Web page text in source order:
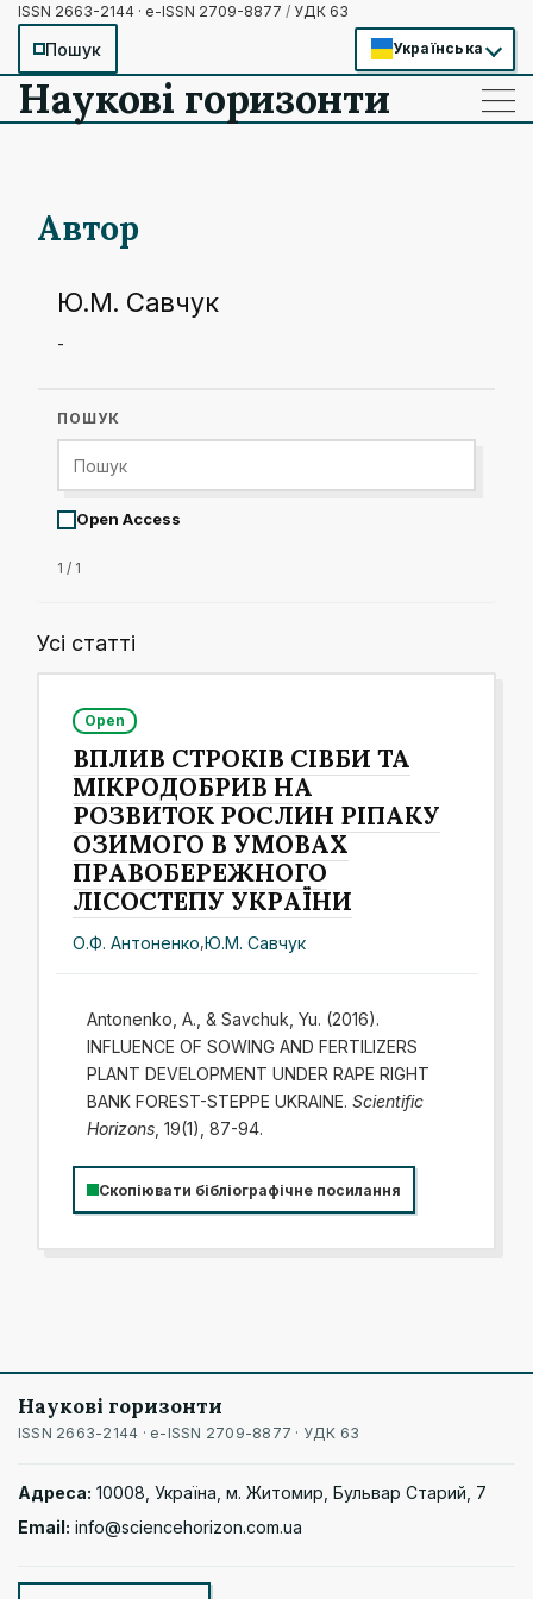
ISSN 2663-2144 · e-ISSN 2709-8877 / УДК 63
Пошук Українська
Наукові горизонти ——
——
——
Автор
Ю.М. Савчук
-
ПОШУК
Open Access
1 / 1
Усі статті
Open
ВПЛИВ СТРОКІВ СІВБИ ТА
МІКРОДОБРИВ НА
РОЗВИТОК РОСЛИН РІПАКУ
ОЗИМОГО В УМОВАХ
ПРАВОБЕРЕЖНОГО
ЛІСОСТЕПУ УКРАЇНИ
О.Ф. Антоненко,Ю.М. Савчук
Antonenko, A., & Savchuk, Yu. (2016).
INFLUENCE OF SOWING AND FERTILIZERS
PLANT DEVELOPMENT UNDER RAPE RIGHT
BANK FOREST-STEPPE UKRAINE. Scientific
Horizons, 19(1), 87-94.
Скопіювати бібліографічне посилання
Наукові горизонти
ISSN 2663-2144 · e-ISSN 2709-8877 · УДК 63
Адреса: 10008, Україна, м. Житомир, Бульвар Старий, 7
Email: info@sciencehorizon.com.ua